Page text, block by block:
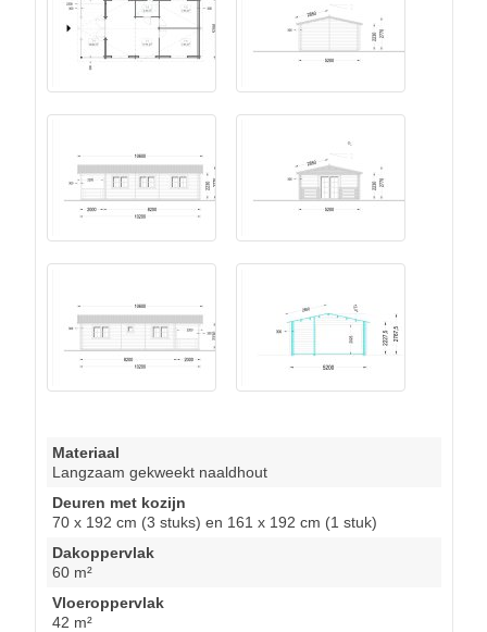
Materiaal
Langzaam gekweekt naaldhout
Deuren met kozijn
70 x 192 cm (3 stuks) en 161 x 192 cm (1 stuk)
Dakoppervlak
60 m²
Vloeroppervlak
42 m²